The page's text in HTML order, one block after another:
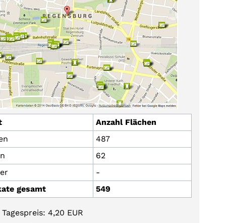
Anzahl Flächen
487
62
-
gesamt
549
4,20 EUR